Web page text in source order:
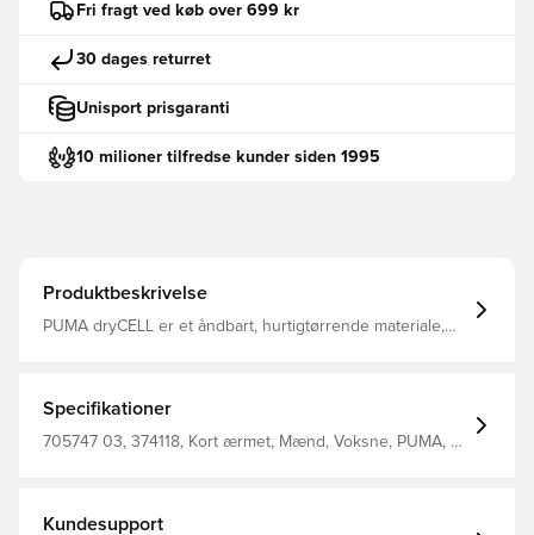
Fri fragt ved køb over 699 kr
30 dages returret
Unisport prisgaranti
10 milioner tilfredse kunder siden 1995
Produktbeskrivelse
PUMA dryCELL er et åndbart, hurtigtørrende materiale,
Specifikationer
705747 03, 374118, Kort ærmet, Mænd, Voksne, PUMA, T-
Kundesupport